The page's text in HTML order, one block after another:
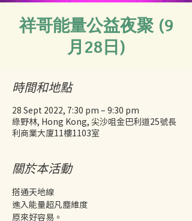
祥哥能量公益夜聚 (9
月28日)
時間和地點
28 Sept 2022, 7:30 pm – 9:30 pm
綠野林, Hong Kong, 尖沙咀金巴利道25號長
利商業大廈11樓1103室
關於本活動
搭通天地線
進入能量超凡塵維度
原來好容易。